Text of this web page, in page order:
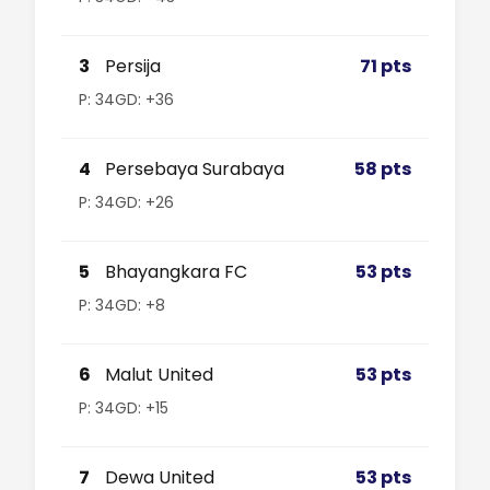
3 Persija 71 pts
P: 34GD: +36
4 Persebaya Surabaya 58 pts
P: 34GD: +26
5 Bhayangkara FC 53 pts
P: 34GD: +8
6 Malut United 53 pts
P: 34GD: +15
7 Dewa United 53 pts